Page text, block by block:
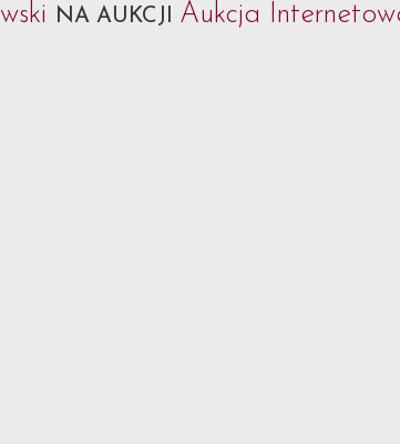
NA AUKCJI Aukcja